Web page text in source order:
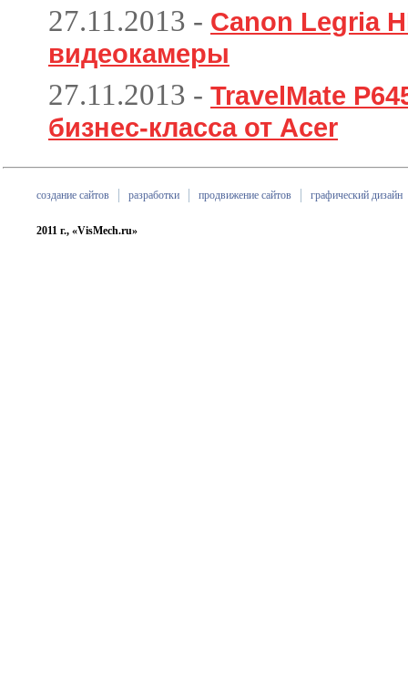
27.11.2013 - Canon Legria
видеокамеры
27.11.2013 - TravelMate
бизнес-класса от Acer
создание сайтов разработки продвижение сайтов графический дизайн
2011 г., «VisMech.ru»